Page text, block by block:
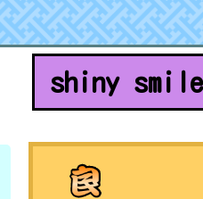
shiny smile